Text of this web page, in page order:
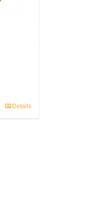
Details